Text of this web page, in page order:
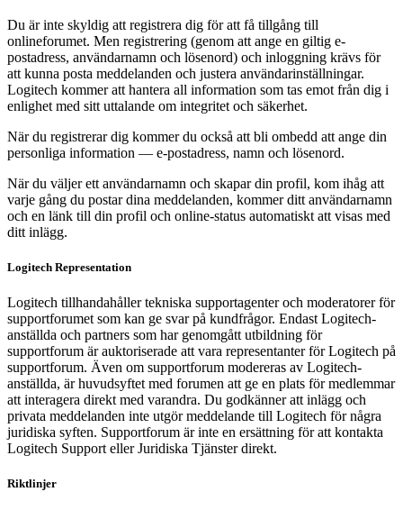
Du är inte skyldig att registrera dig för att få tillgång till
onlineforumet. Men registrering (genom att ange en giltig e-
postadress, användarnamn och lösenord) och inloggning krävs för
att kunna posta meddelanden och justera användarinställningar.
Logitech kommer att hantera all information som tas emot från dig i
enlighet med sitt uttalande om integritet och säkerhet.
När du registrerar dig kommer du också att bli ombedd att ange din
personliga information — e-postadress, namn och lösenord.
När du väljer ett användarnamn och skapar din profil, kom ihåg att
varje gång du postar dina meddelanden, kommer ditt användarnamn
och en länk till din profil och online-status automatiskt att visas med
ditt inlägg.
Logitech Representation
Logitech tillhandahåller tekniska supportagenter och moderatorer för
supportforumet som kan ge svar på kundfrågor. Endast Logitech-
anställda och partners som har genomgått utbildning för
supportforum är auktoriserade att vara representanter för Logitech på
supportforum. Även om supportforum modereras av Logitech-
anställda, är huvudsyftet med forumen att ge en plats för medlemmar
att interagera direkt med varandra. Du godkänner att inlägg och
privata meddelanden inte utgör meddelande till Logitech för några
juridiska syften. Supportforum är inte en ersättning för att kontakta
Logitech Support eller Juridiska Tjänster direkt.
Riktlinjer